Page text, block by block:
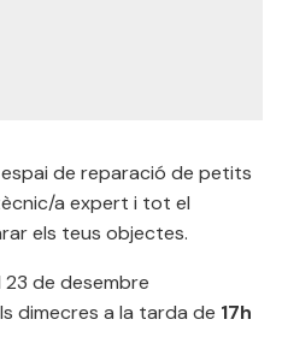
de reparació de petits
a expert i tot el
els teus objectes.
23 de desembre
dimecres a la tarda de 17h